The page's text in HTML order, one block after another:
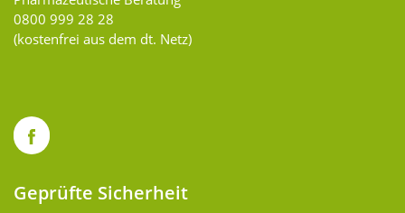
0800 999 28 28
(kostenfrei aus dem dt. Netz)
Geprüfte Sicherheit